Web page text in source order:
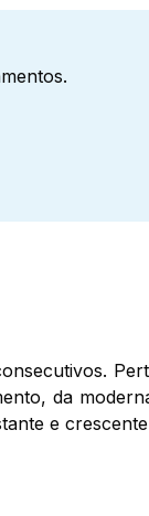
da
e